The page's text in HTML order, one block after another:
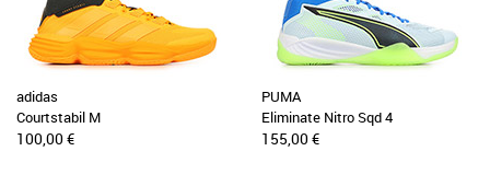
adidas
Courtstabil M
100,00 €
PUMA
Eliminate Nitro Sqd 4
155,00 €